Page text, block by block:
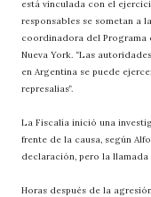
está vinculada con el
responsables se sometan a
coordinadora del Programa
Nueva York. “Las
en Argentina se puede
represalias”.
La Fiscalía inició una
frente de la causa, según
declaración, pero la
Horas después de la